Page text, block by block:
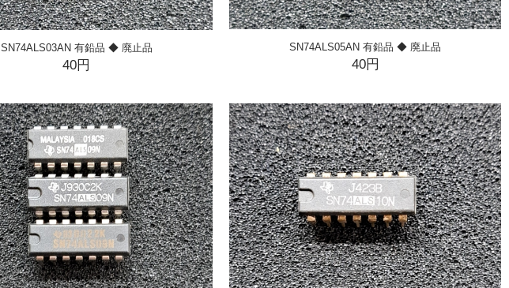
SN74ALS03AN 有鉛品 ◆ 廃止品
40円
SN74ALS05AN 有鉛品 ◆ 廃止品
40円